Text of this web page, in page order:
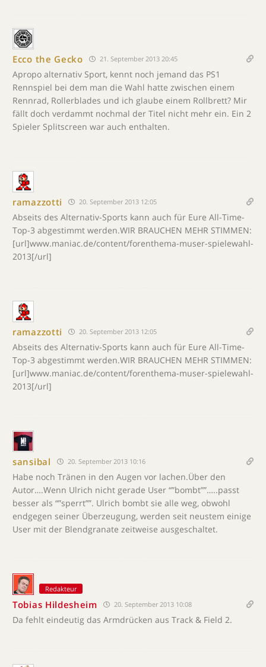
Ecco the Gecko 21. September 2013 20:45
Apropo alternativ Sport, kennt noch jemand das PS1
Rennspiel bei dem man die Wahl hatte zwischen einem
Rennrad, Rollerblades und ich glaube einem Rollbrett? Mir
fällt doch verdammt nochmal der Titel nicht mehr ein. Ein 2
Spieler Splitscreen war auch enthalten.
ramazzotti 20. September 2013 12:05
Abseits des Alternativ-Sports kann auch für Eure All-Time-
Top-3 abgestimmt werden.WIR BRAUCHEN MEHR STIMMEN:
[url]www.maniac.de/content/forenthema-muser-spielewahl-
2013[/url]
ramazzotti 20. September 2013 12:05
Abseits des Alternativ-Sports kann auch für Eure All-Time-
Top-3 abgestimmt werden.WIR BRAUCHEN MEHR STIMMEN:
[url]www.maniac.de/content/forenthema-muser-spielewahl-
2013[/url]
sansibal 20. September 2013 10:16
Habe noch Tränen in den Augen vor lachen.Über den
Autor….Wenn Ulrich nicht gerade User “”bombt””…..passt
besser als “”sperrt””. Ulrich bombt sie alle weg, obwohl
endgegen seiner Überzeugung, werden seit neustem einige
User mit der Blendgranate zeitweise ausgeschaltet.
Redakteur
Tobias Hildesheim 20. September 2013 10:08
Da fehlt eindeutig das Armdrücken aus Track & Field 2.